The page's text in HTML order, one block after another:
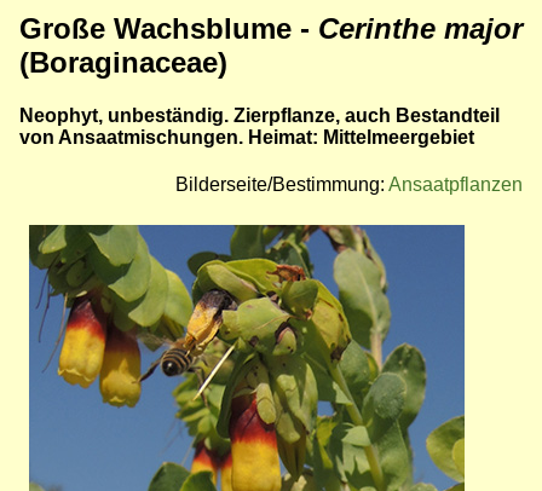
Große Wachsblume - Cerinthe major
(Boraginaceae)
Neophyt, unbeständig. Zierpflanze, auch Bestandteil
von Ansaatmischungen. Heimat: Mittelmeergebiet
Bilderseite/Bestimmung: Ansaatpflanzen
Bild